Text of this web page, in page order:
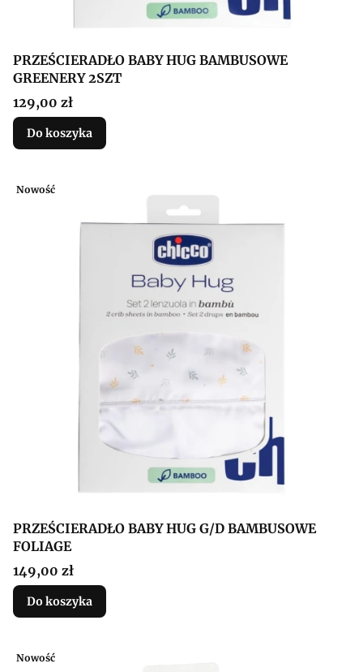
PRZEŚCIERADŁO BABY HUG BAMBUSOWE
GREENERY 2SZT
Cena
129,00 zł
Do koszyka
Nowość
PRZEŚCIERADŁO BABY HUG G/D BAMBUSOWE
FOLIAGE
Cena
149,00 zł
Do koszyka
Nowość